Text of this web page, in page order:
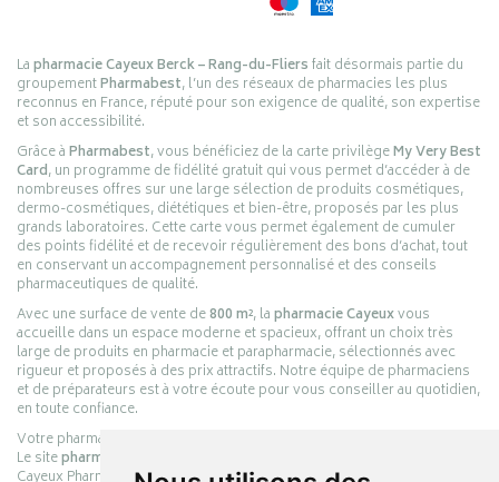
Lapharmacie Cayeux Berck – Rang-du-Fliersfait désormais partie du
groupementPharmabest, l’un des réseaux de pharmacies les plus
reconnus en France, réputé pour son exigence de qualité, son expertise
et son accessibilité.
Grâce àPharmabest, vous bénéficiez de la carte privilègeMy Very Best
Card, un programme de fidélité gratuit qui vous permet d’accéder à de
nombreuses offres sur une large sélection de produits cosmétiques,
dermo-cosmétiques, diététiques et bien-être, proposés par les plus
grands laboratoires. Cette carte vous permet également de cumuler
des points fidélité et de recevoir régulièrement des bons d’achat, tout
en conservant un accompagnement personnalisé et des conseils
pharmaceutiques de qualité.
Avec une surface de vente de800 m², lapharmacie Cayeuxvous
accueille dans un espace moderne et spacieux, offrant un choix très
large de produits en pharmacie et parapharmacie, sélectionnés avec
rigueur et proposés à des prix attractifs. Notre équipe de pharmaciens
et de préparateurs est à votre écoute pour vous conseiller au quotidien,
en toute confiance.
Votre pharmacie en ligne :
Le sitepharmacie-cayeux.fr